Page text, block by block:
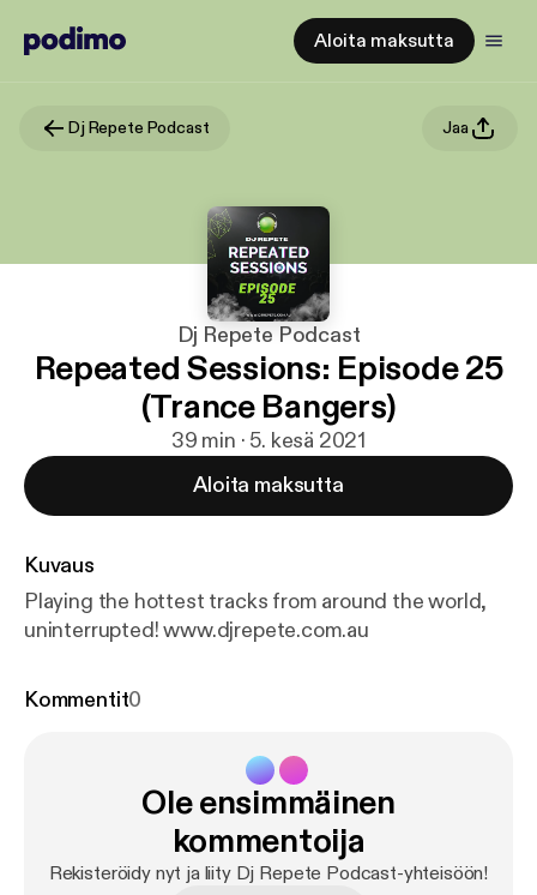
Aloita maksutta
Dj Repete Podcast Jaa
Dj Repete Podcast
Repeated Sessions: Episode 25
(Trance Bangers)
39 min · 5. kesä 2021
Aloita maksutta
Kuvaus
Playing the hottest tracks from around the world,
uninterrupted! www.djrepete.com.au
Kommentit0
Ole ensimmäinen
kommentoija
Rekisteröidy nyt ja liity Dj Repete Podcast-yhteisöön!